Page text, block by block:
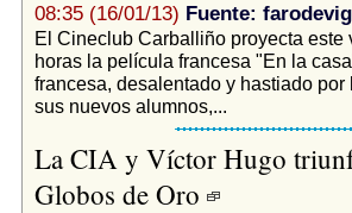
08:35 (16/01/13) Fuente:
El Cineclub Carballiño proyecta
horas la película francesa "En la
francesa, desalentado y hastiado
sus nuevos alumnos,...
La CIA y Víctor Hugo
Globos de Oro